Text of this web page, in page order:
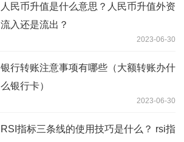
人民币升值是什么意思？人民币升值外资
流入还是流出？
2023-06-30
银行转账注意事项有哪些（大额转账办什
么银行卡）
2023-06-30
RSI指标三条线的使用技巧是什么？ rsi指